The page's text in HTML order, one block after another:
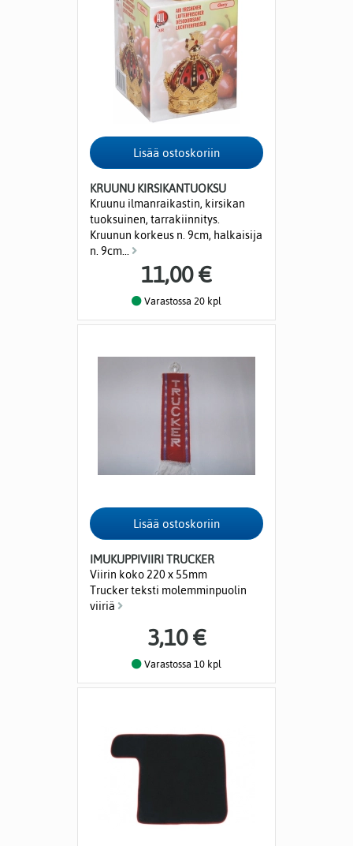
KRUUNU KIRSIKANTUOKSU
Kruunu ilmanraikastin, kirsikan
tuoksuinen, tarrakiinnitys.
Kruunun korkeus n. 9cm, halkaisija
n. 9cm...
11,00 €
Varastossa 20 kpl
IMUKUPPIVIIRI TRUCKER
Viirin koko 220 x 55mm
Trucker teksti molemminpuolin
viiriä
3,10 €
Varastossa 10 kpl